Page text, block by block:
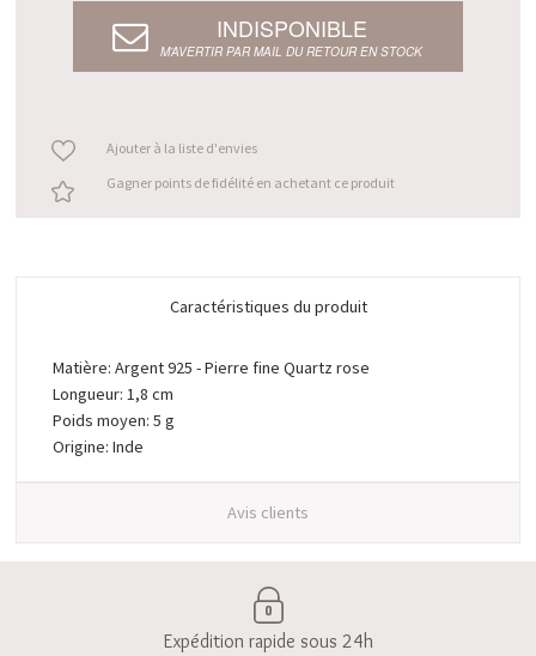
INDISPONIBLE
M’AVERTIR PAR MAIL DU RETOUR EN STOCK
Ajouter à la liste d'envies
Gagner points de fidélité en achetant ce produit
Caractéristiques du produit
Matière: Argent 925 - Pierre fine Quartz rose
Longueur: 1,8 cm
Poids moyen: 5 g
Origine: Inde
Avis clients
Expédition rapide sous 24h